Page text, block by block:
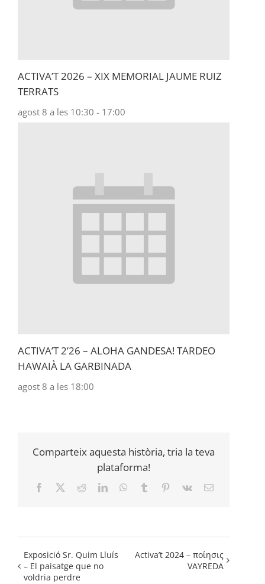
ACTIVA’T 2026 – XIX MEMORIAL JAUME RUIZ
TERRATS
agost 8 a les 10:30 - 17:00
ACTIVA’T 2’26 – ALOHA GANDESA! TARDEO
HAWAIÀ LA GARBINADA
agost 8 a les 18:00
Comparteix aquesta història, tria la teva
plataforma!
Facebook RedditLinkedInWhatsApp
Tumblr Pinterest
Vk Email:
Exposició Sr. Quim Lluís
– El paisatge que no
voldria perdre
Activa’t 2024 – ποίησις
VAYREDA